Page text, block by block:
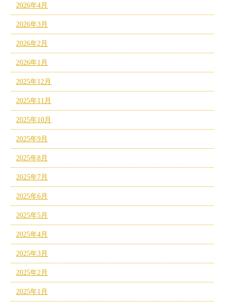
2026年4月
2026年3月
2026年2月
2026年1月
2025年12月
2025年11月
2025年10月
2025年9月
2025年8月
2025年7月
2025年6月
2025年5月
2025年4月
2025年3月
2025年2月
2025年1月